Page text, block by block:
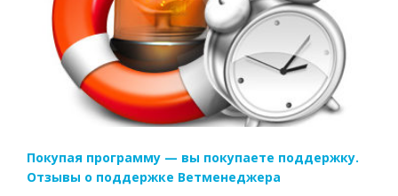
ЧИТАТЬ ДАЛЕЕ
Покупая программу — вы покупаете поддержку.
Отзывы о поддержке Ветменеджера